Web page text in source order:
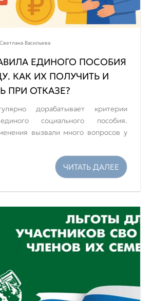
Светлана Васильева
ЕДИНОГО ПОСОБИЯ
КАК ИХ ПОЛУЧИТЬ И
ПРИ ОТКАЗЕ?
дорабатывает критерии
социального пособия.
вызвали много вопросов у
ЧИТАТЬ ДАЛЕЕ